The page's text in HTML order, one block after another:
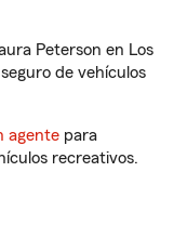
Peterson en Los
de vehículos
agente para
recreativos.